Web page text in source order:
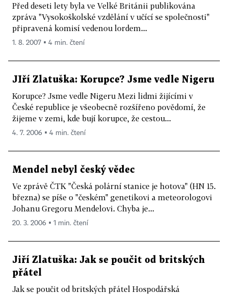
Před deseti lety byla ve Velké Británii publikována
zpráva "Vysokoškolské vzdělání v učící se společnosti"
připravená komisí vedenou lordem...
1. 8. 2007 ▪ 4 min. čtení
JIří Zlatuška: Korupce? Jsme vedle Nigeru
Korupce? Jsme vedle Nigeru Mezi lidmi žijícími v
České republice je všeobecně rozšířeno povědomí, že
žijeme v zemi, kde bují korupce, že cestou...
4. 7. 2006 ▪ 4 min. čtení
Mendel nebyl český vědec
Ve zprávě ČTK "Česká polární stanice je hotova" (HN 15.
března) se píše o "českém" genetikovi a meteorologovi
Johanu Gregoru Mendelovi. Chyba je...
20. 3. 2006 ▪ 1 min. čtení
Jiří Zlatuška: Jak se poučit od britských
přátel
Jak se poučit od britských přátel Hospodářská